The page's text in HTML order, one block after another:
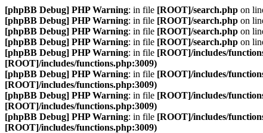
[phpBB Debug] PHP Warning: in file [ROOT]/search.php on
[phpBB Debug] PHP Warning: in file [ROOT]/search.php on
[phpBB Debug] PHP Warning: in file [ROOT]/search.php on
[phpBB Debug] PHP Warning: in file [ROOT]/search.php on
[phpBB Debug] PHP Warning: in file [ROOT]/includes/
[ROOT]/includes/functions.php:3009)
[phpBB Debug] PHP Warning: in file [ROOT]/includes/
[ROOT]/includes/functions.php:3009)
[phpBB Debug] PHP Warning: in file [ROOT]/includes/
[ROOT]/includes/functions.php:3009)
[phpBB Debug] PHP Warning: in file [ROOT]/includes/
[ROOT]/includes/functions.php:3009)